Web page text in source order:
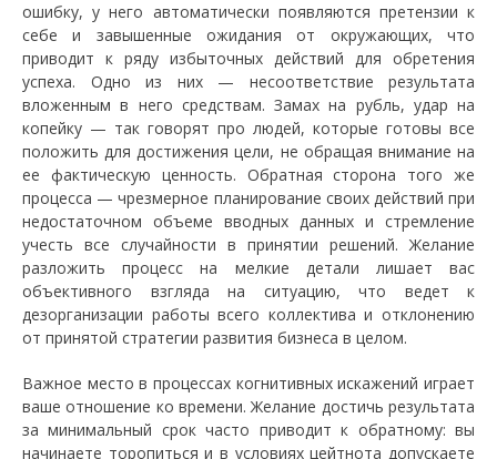
ошибку, у него автоматически появляются претензии к
себе и завышенные ожидания от окружающих, что
приводит к ряду избыточных действий для обретения
успеха. Одно из них — несоответствие результата
вложенным в него средствам. Замах на рубль, удар на
копейку — так говорят про людей, которые готовы все
положить для достижения цели, не обращая внимание на
ее фактическую ценность. Обратная сторона того же
процесса — чрезмерное планирование своих действий при
недостаточном объеме вводных данных и стремление
учесть все случайности в принятии решений. Желание
разложить процесс на мелкие детали лишает вас
объективного взгляда на ситуацию, что ведет к
дезорганизации работы всего коллектива и отклонению
от принятой стратегии развития бизнеса в целом.
Важное место в процессах когнитивных искажений играет
ваше отношение ко времени. Желание достичь результата
за минимальный срок часто приводит к обратному: вы
начинаете торопиться и в условиях цейтнота допускаете